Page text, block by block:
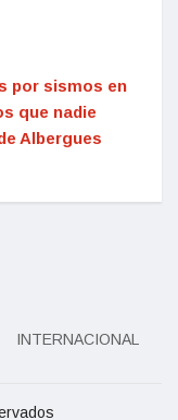
por sismos en
que nadie
Albergues
INTERNACIONAL